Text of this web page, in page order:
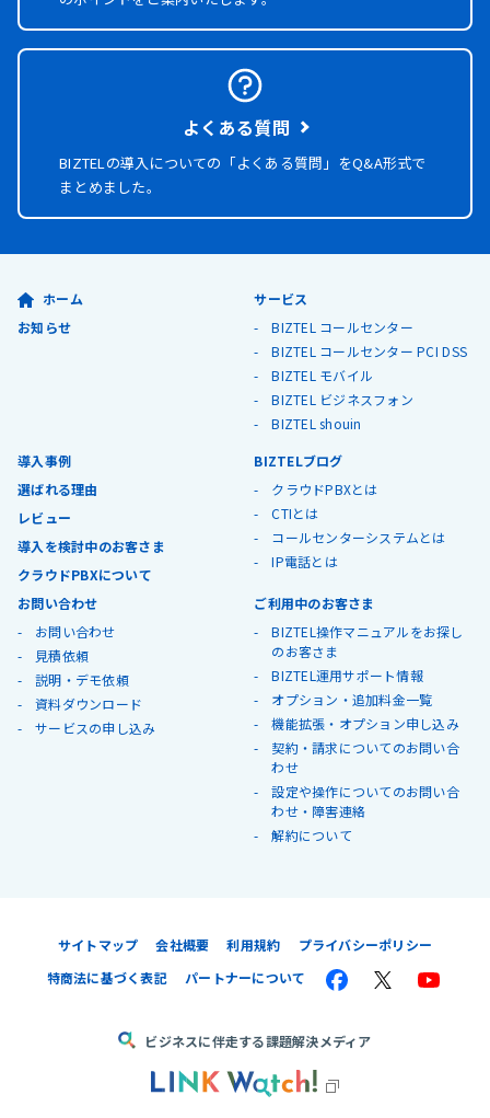
よくある質問
BIZTELの導入についての「よくある質問」をQ&A形式で
まとめました。
ホーム
お知らせ
サービス
BIZTEL コールセンター
BIZTEL コールセンター PCI DSS
BIZTEL モバイル
BIZTEL ビジネスフォン
BIZTEL shouin
導入事例
選ばれる理由
レビュー
導入を検討中のお客さま
クラウドPBXについて
BIZTELブログ
クラウドPBXとは
CTIとは
コールセンターシステムとは
IP電話とは
お問い合わせ
お問い合わせ
見積依頼
説明・デモ依頼
資料ダウンロード
サービスの申し込み
ご利用中のお客さま
BIZTEL操作マニュアルをお探し
のお客さま
BIZTEL運用サポート情報
オプション・追加料金一覧
機能拡張・オプション申し込み
契約・請求についてのお問い合
わせ
設定や操作についてのお問い合
わせ・障害連絡
解約について
サイトマップ 会社概要 利用規約
プライバシーポリシー
特商法に基づく表記
パートナーについて
ビジネスに伴走する課題解決メディア